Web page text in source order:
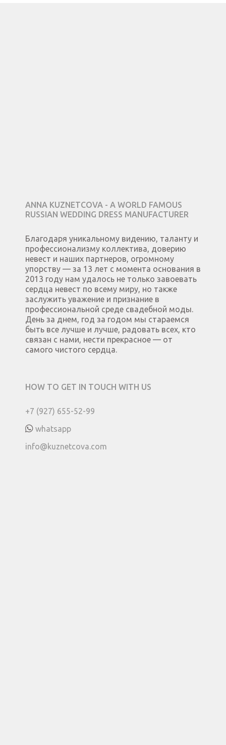
ANNA KUZNETCOVA - A WORLD FAMOUS
RUSSIAN WEDDING DRESS MANUFACTURER
Благодаря уникальному видению, таланту и
профессионализму коллектива, доверию
невест и наших партнеров, огромному
упорству — за 13 лет с момента основания в
2013 году нам удалось не только завоевать
сердца невест по всему миру, но также
заслужить уважение и признание в
профессиональной среде свадебной моды.
День за днем, год за годом мы стараемся
быть все лучше и лучше, радовать всех, кто
связан с нами, нести прекрасное — от
самого чистого сердца.
HOW TO GET IN TOUCH WITH US
+7 (927) 655-52-99
whatsapp
info@kuznetcova.com